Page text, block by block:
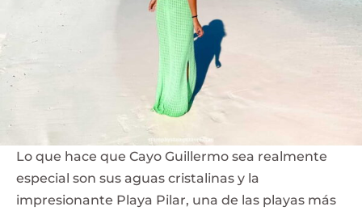
Lo que hace que Cayo Guillermo sea realmente
especial son sus aguas cristalinas y la
impresionante Playa Pilar, una de las playas más